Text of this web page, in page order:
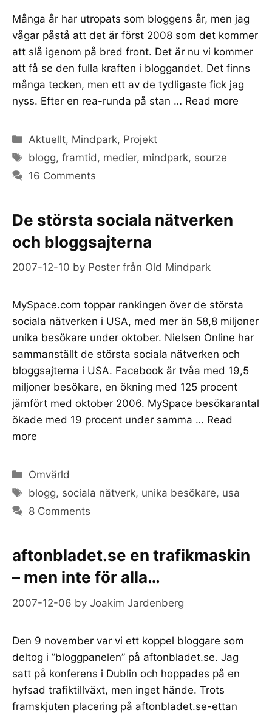
Många år har utropats som bloggens år, men jag
vågar påstå att det är först 2008 som det kommer
att slå igenom på bred front. Det är nu vi kommer
att få se den fulla kraften i bloggandet. Det finns
många tecken, men ett av de tydligaste fick jag
nyss. Efter en rea-runda på stan … Read more
Categories
Aktuellt, Mindpark, Projekt
Tags
blogg,framtid , medier, mindpark, sourze
16 Comments
De största sociala nätverken
och bloggsajterna
2007-12-10 by Poster från Old Mindpark
MySpace.com toppar rankingen över de största
sociala nätverken i USA, med mer än 58,8 miljoner
unika besökare under oktober. Nielsen Online har
sammanställt de största sociala nätverken och
bloggsajterna i USA. Facebook är tvåa med 19,5
miljoner besökare, en ökning med 125 procent
jämfört med oktober 2006. MySpace besökarantal
ökade med 19 procent under samma … Read
more
Categories
Omvärld
Tags
blogg, sociala nätverk, unika besökare, usa
8 Comments
aftonbladet.se en trafikmaskin
– men inte för alla…
2007-12-06 by Joakim Jardenberg
Den 9 november var vi ett koppel bloggare som
deltog i ”bloggpanelen” på aftonbladet.se. Jag
satt på konferens i Dublin och hoppades på en
hyfsad trafiktillväxt, men inget hände. Trots
framskjuten placering på aftonbladet.se-ettan